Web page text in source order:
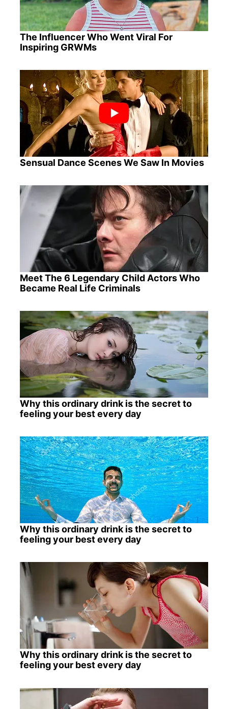
The Influencer Who Went Viral For
Inspiring GRWMs
Sensual Dance Scenes We Saw In Movies
Meet The 6 Legendary Child Actors Who
Became Real Life Criminals
Why this ordinary drink is the secret to
feeling your best every day
Why this ordinary drink is the secret to
feeling your best every day
Why this ordinary drink is the secret to
feeling your best every day